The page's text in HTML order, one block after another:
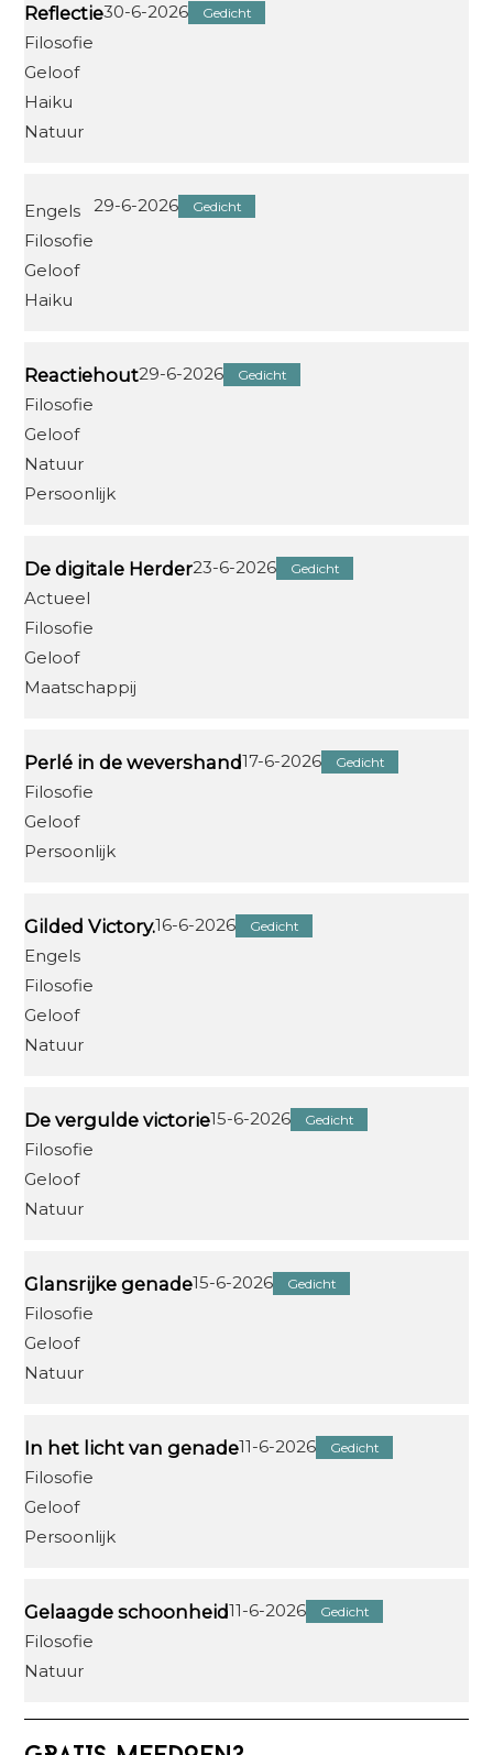
Reflectie
Filosofie
Geloof
Haiku
Natuur
30-6-2026 Gedicht
Engels
Filosofie
Geloof
Haiku
29-6-2026 Gedicht
Reactiehout
Filosofie
Geloof
Natuur
Persoonlijk
29-6-2026 Gedicht
De digitale Herder
Actueel
Filosofie
Geloof
Maatschappij
23-6-2026 Gedicht
Perlé in de wevershand
Filosofie
Geloof
Persoonlijk
17-6-2026 Gedicht
Gilded Victory.
Engels
Filosofie
Geloof
Natuur
16-6-2026 Gedicht
De vergulde victorie
Filosofie
Geloof
Natuur
15-6-2026 Gedicht
Glansrijke genade
Filosofie
Geloof
Natuur
15-6-2026 Gedicht
In het licht van genade
Filosofie
Geloof
Persoonlijk
11-6-2026 Gedicht
Gelaagde schoonheid
Filosofie
Natuur
11-6-2026 Gedicht